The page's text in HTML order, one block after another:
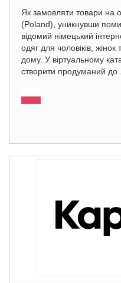
Як замовляти товари на
(Poland), уникнувши
відомий німецький
одяг для чоловіків,
дому. У віртуальному
створити продуманий до...